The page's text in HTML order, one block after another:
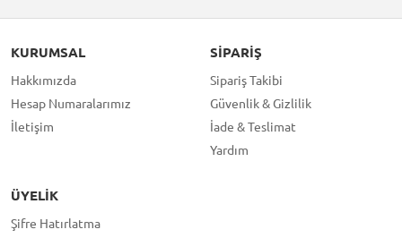
KURUMSAL
Hakkımızda
Hesap Numaralarımız
İletişim
SIPARIŞ
Sipariş Takibi
Güvenlik & Gizlilik
İade & Teslimat
Yardım
ÜYELIK
Şifre Hatırlatma